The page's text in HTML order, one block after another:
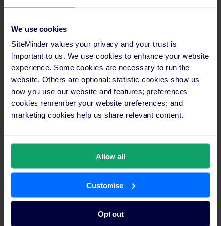
We use cookies
SiteMinder values your privacy and your trust is
important to us. We use cookies to enhance your website
experience. Some cookies are necessary to run the
website. Others are optional: statistic cookies show us
how you use our website and features; preferences
cookies remember your website preferences; and
marketing cookies help us share relevant content.
Allow all
Customise
Opt out
diretamente na sua caixa de entrada.